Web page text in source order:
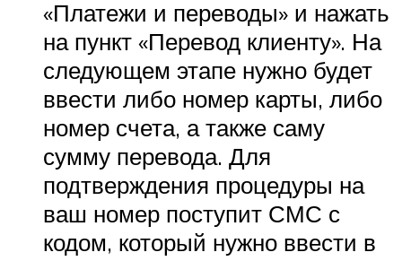
«Платежи и переводы» и нажать
на пункт «Перевод клиенту». На
следующем этапе нужно будет
ввести либо номер карты, либо
номер счета, а также саму
сумму перевода. Для
подтверждения процедуры на
ваш номер поступит СМС с
кодом, который нужно ввести в